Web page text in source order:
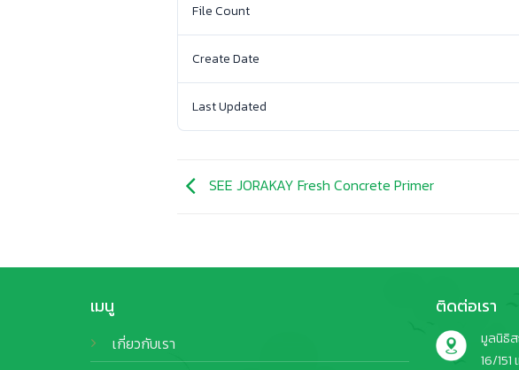
File Count
Create Date
Last Updated
SEE JORAKAY Fresh Concrete Primer
เมนู
เกี่ยวกับเรา
ติดต่อเรา
มูลนิธิ
16/